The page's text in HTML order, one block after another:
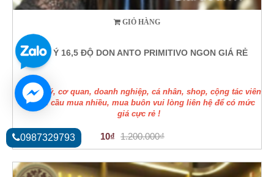
GIỎ HÀNG
VANG Ý 16,5 ĐỘ DON ANTO PRIMITIVO NGON GIÁ RẺ
Các đại lý, cơ quan, doanh nghiệp, cá nhân, shop, cộng tác viên
có nhu cầu mua nhiều, mua buôn vui lòng liên hệ để có mức
giá cực rẻ !
10₫ 1.200.000₫
0987329793